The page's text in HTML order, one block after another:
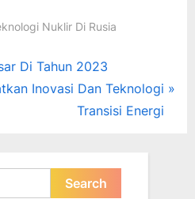
Nuklir Di Rusia
Di Tahun 2023
Inovasi Dan Teknologi
Transisi Energi